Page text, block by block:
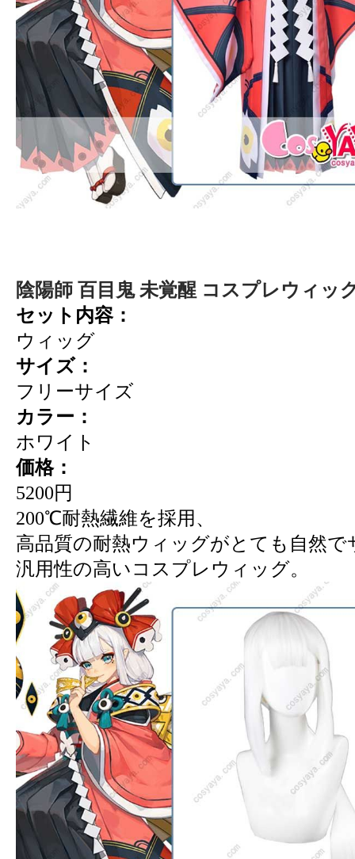
陰陽師 百目鬼 未覚醒 コスプレウィッ
セット内容：
ウィッグ
サイズ：
フリーサイズ
カラー：
ホワイト
価格：
5200円
200℃耐熱繊維を採用、
高品質の耐熱ウィッグがとても自然で
汎用性の高いコスプレウィッグ。